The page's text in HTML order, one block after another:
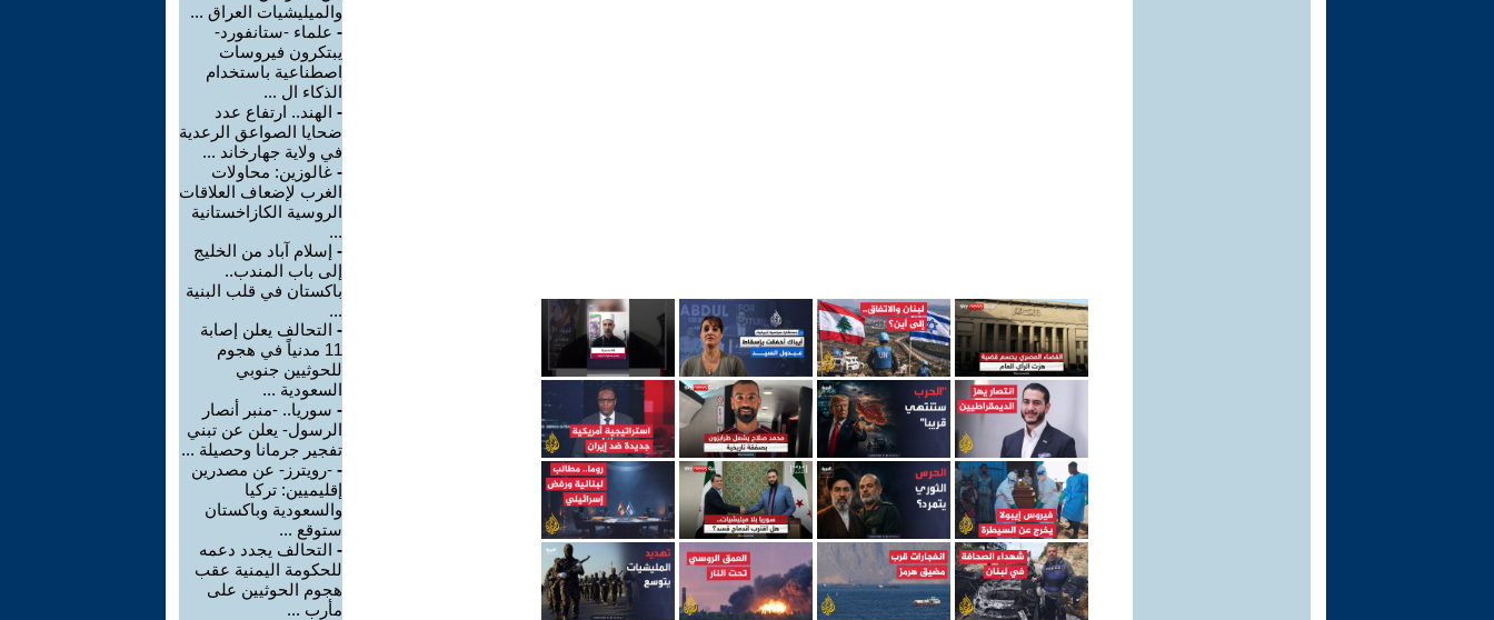
والميليشيات العراق ...
- علماء -ستانفورد-
يبتكرون فيروسات
اصطناعية باستخدام
الذكاء ال ...
- الهند.. ارتفاع عدد
ضحايا الصواعق الرعدية
في ولاية جهارخاند ...
- غالوزين: محاولات
الغرب لإضعاف العلاقات
الروسية الكازاخستانية
...
- إسلام آباد من الخليج
إلى باب المندب..
باكستان في قلب البنية
...
- التحالف يعلن إصابة
11 مدنياً في هجوم
للحوثيين جنوبي
السعودية ...
- سوريا.. -منبر أنصار
الرسول- يعلن عن تبني
تفجير جرمانا وحصيلة ...
- -رويترز- عن مصدرين
إقليميين: تركيا
والسعودية وباكستان
ستوقع ...
- التحالف يجدد دعمه
للحكومة اليمنية عقب
هجوم الحوثيين على
مأرب ...